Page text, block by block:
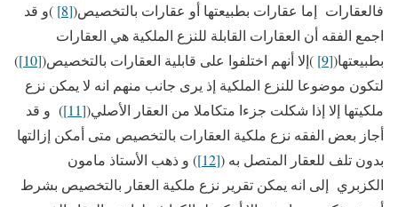
فالعقارات إما عقارات بطبيعتها أو عقارات بالتخصيص([8]
)و قد
اجمع الفقه أن العقارات القابلة للنزع الملكية هي العقارات
بطبيعتها([9] )إلا أنهم اختلفوا على قابلية العقارات بالتخصيص([10]
)
لتكون موضوعا للنزع الملكية إذ يرى جانب منهم انه لا يمكن نزع
ملكيتها إلا إذا شكلت جزءا متكاملا من العقار الأصلي([11]
) و قد
أجاز بعض الفقه نزع ملكية العقارات بالتخصيص متى أمكن إزالتها
بدون تلف للعقار المتصل به ([12]
) و ذهب الأستاذ مامون
الكزبري إلى انه يمكن تقرير نزع ملكية العقار بالتخصيص بشرط